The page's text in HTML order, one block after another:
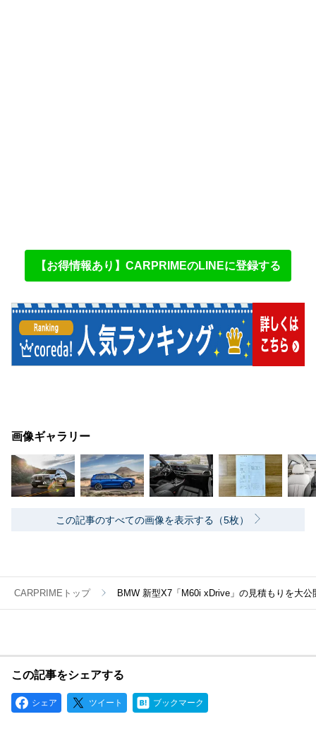
【お得情報あり】CARPRIMEのLINEに登録する
画像ギャラリー
この記事のすべての画像を表示する（5枚）
CARPRIMEトップ BMW 新型X7「M60i xDrive」の見積もりを大
この記事をシェアする
シェア ツイート ブックマーク